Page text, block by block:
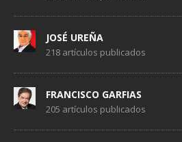
JOSÉ UREÑA
218 artículos publicados
FRANCISCO GARFIAS
205 artículos publicados